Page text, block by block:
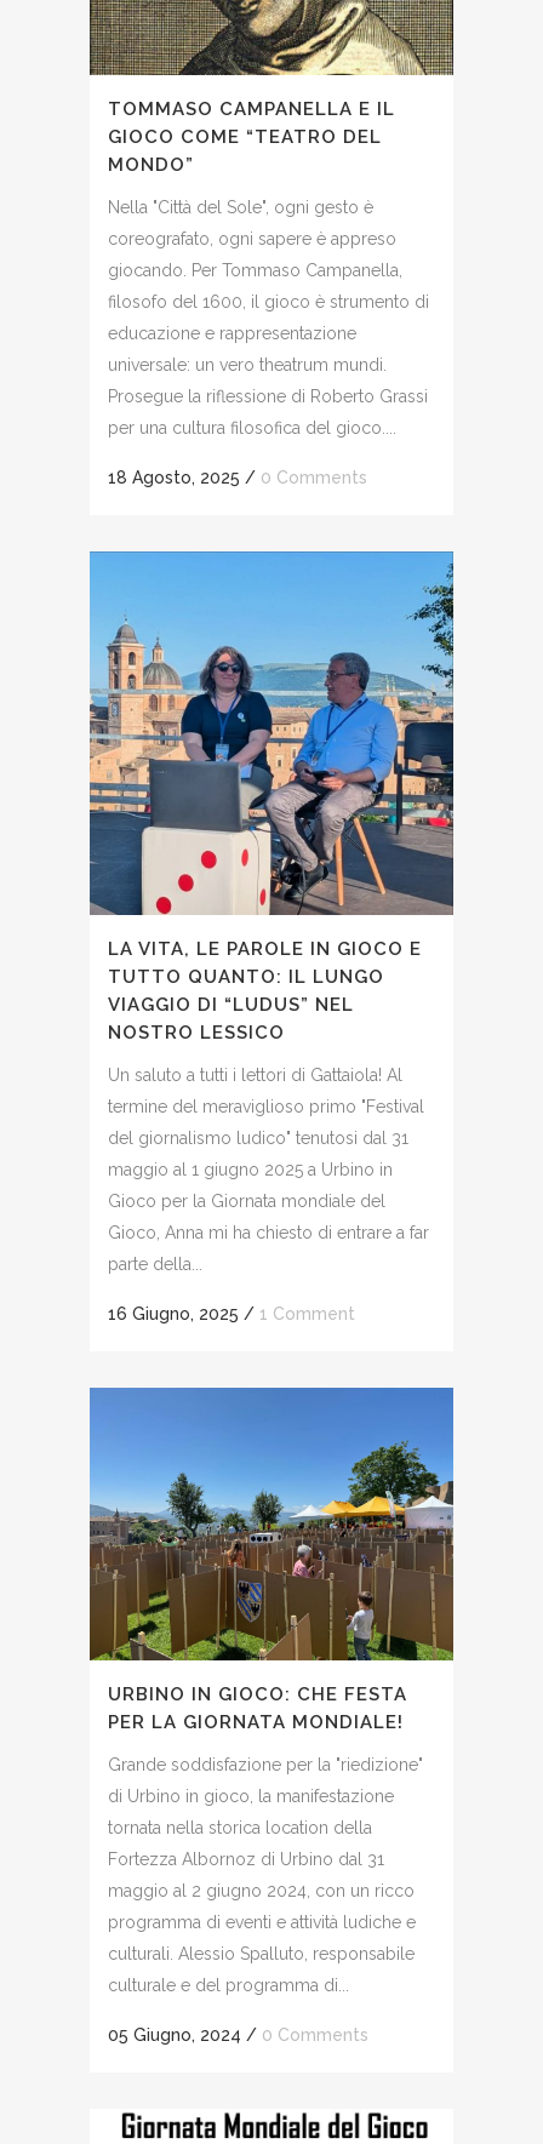
TOMMASO CAMPANELLA E IL
GIOCO COME “TEATRO DEL
MONDO”
Nella "Città del Sole", ogni gesto è
coreografato, ogni sapere è appreso
giocando. Per Tommaso Campanella,
filosofo del 1600, il gioco è strumento di
educazione e rappresentazione
universale: un vero theatrum mundi.
Prosegue la riflessione di Roberto Grassi
per una cultura filosofica del gioco....
18 Agosto, 2025 / 0 Comments
LA VITA, LE PAROLE IN GIOCO E
TUTTO QUANTO: IL LUNGO
VIAGGIO DI “LUDUS” NEL
NOSTRO LESSICO
Un saluto a tutti i lettori di Gattaiola! Al
termine del meraviglioso primo "Festival
del giornalismo ludico" tenutosi dal 31
maggio al 1 giugno 2025 a Urbino in
Gioco per la Giornata mondiale del
Gioco, Anna mi ha chiesto di entrare a far
parte della...
16 Giugno, 2025 / 1 Comment
URBINO IN GIOCO: CHE FESTA
PER LA GIORNATA MONDIALE!
Grande soddisfazione per la "riedizione"
di Urbino in gioco, la manifestazione
tornata nella storica location della
Fortezza Albornoz di Urbino dal 31
maggio al 2 giugno 2024, con un ricco
programma di eventi e attività ludiche e
culturali. Alessio Spalluto, responsabile
culturale e del programma di...
05 Giugno, 2024 / 0 Comments